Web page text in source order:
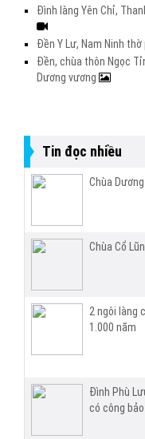
Đình làng Yên Chỉ,
Đền Y Lư, Nam Ninh
Đền, chùa thôn Ngọc
Dương vương
Tin đọc nhiều
Chùa
Chùa Cổ
2 ngôi làng
1.000 năm
Đình Phù
có công